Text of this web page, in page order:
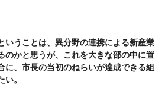
いうことは、異分野の連携による新産業
のかと思うが、これを大きな部の中に置
に、市長の当初のねらいが達成できる組
。